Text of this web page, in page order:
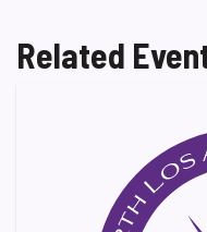
Related